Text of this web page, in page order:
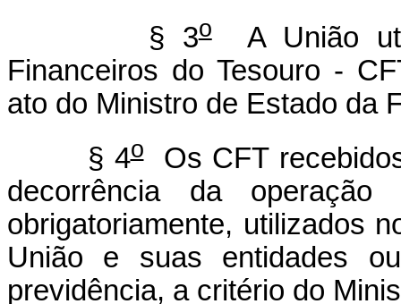
§ 3oA União
Financeiros do Tesouro -
ato do Ministro de Estado da
§ 4oOs CFT
decorrência da
obrigatoriamente, utilizados
União e suas entidades
previdência, a critério do